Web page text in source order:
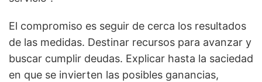
El compromiso es seguir de cerca los resultados
de las medidas. Destinar recursos para avanzar y
buscar cumplir deudas. Explicar hasta la saciedad
en que se invierten las posibles ganancias,